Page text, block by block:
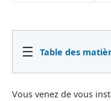
☰ Table des
Vous venez de vous